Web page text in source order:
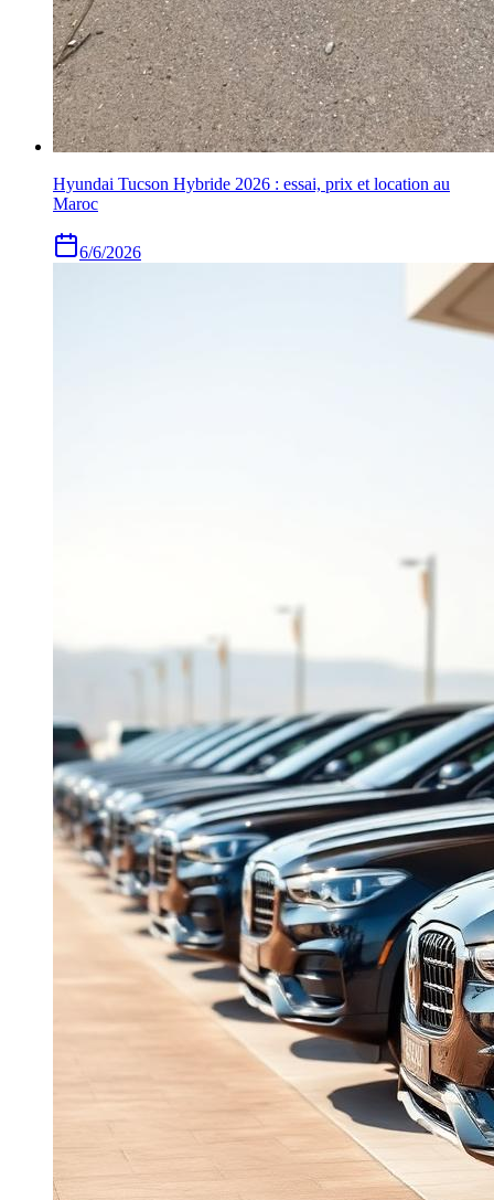
Hyundai Tucson Hybride 2026 : essai, prix et location au
Maroc
6/6/2026